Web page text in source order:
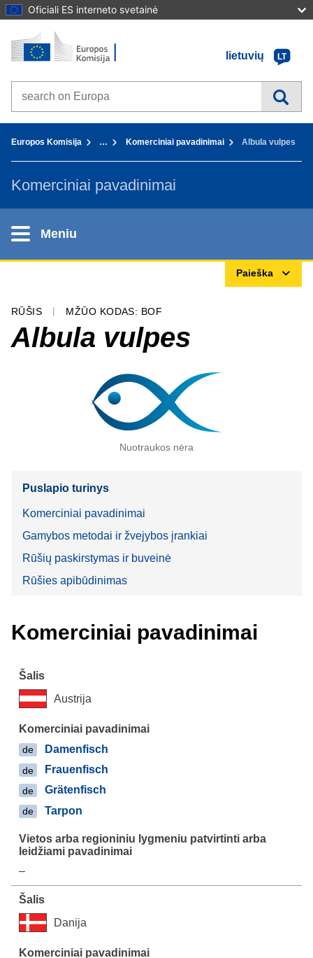
Oficiali ES interneto svetainė
Į turinį
Pradžia - Europos Komisija
lietuvių
LT
Search on Europa websites
Europos Komisija … Komerciniai pavadinimai Albula vulpes
Komerciniai pavadinimai
Meniu
Paieška
RŪŠIS MŽŪO KODAS: BOF
Albula vulpes
Nuotraukos nėra
Puslapio turinys
Komerciniai pavadinimai
Gamybos metodai ir žvejybos įrankiai
Rūšių paskirstymas ir buveinė
Rūšies apibūdinimas
Komerciniai pavadinimai
Austrija
de Damenfisch
de Frauenfisch
de Grätenfisch
de Tarpon
–
Danija